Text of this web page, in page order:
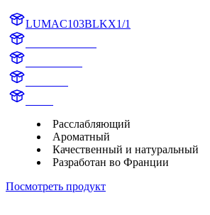
LUMAC103BLKX1/1
Расслабляющий
Ароматный
Качественный и натуральный
Разработан во Франции
Посмотреть продукт